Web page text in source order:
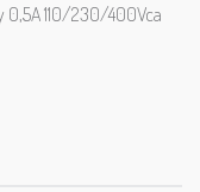
0,5A 110/230/400Vca